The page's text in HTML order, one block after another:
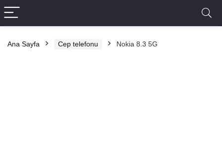
Ana Sayfa Cep telefonu Nokia 8.3 5G